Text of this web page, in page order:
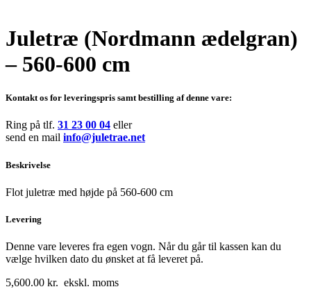
Juletræ (Nordmann ædelgran)
– 560-600 cm
Kontakt os for leveringspris samt bestilling af denne vare:
Ring på tlf. 31 23 00 04 eller
send en mail info@juletrae.net
Beskrivelse
Flot juletræ med højde på 560-600 cm
Levering
Denne vare leveres fra egen vogn. Når du går til kassen kan du
vælge hvilken dato du ønsket at få leveret på.
5,600.00 kr. ekskl. moms